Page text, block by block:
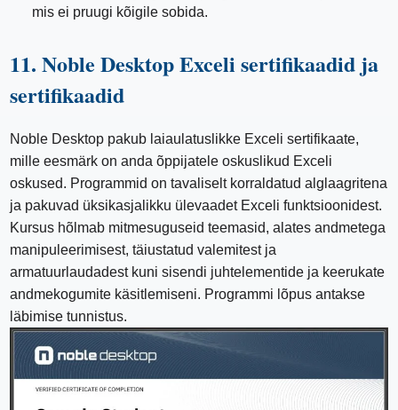
mis ei pruugi kõigile sobida.
11. Noble Desktop Exceli sertifikaadid ja
sertifikaadid
Noble Desktop pakub laiaulatuslikke Exceli sertifikaate,
mille eesmärk on anda õppijatele oskuslikud Exceli
oskused. Programmid on tavaliselt korraldatud alglaagritena
ja pakuvad üksikasjalikku ülevaadet Exceli funktsioonidest.
Kursus hõlmab mitmesuguseid teemasid, alates andmetega
manipuleerimisest, täiustatud valemitest ja
armatuurlaudadest kuni sisendi juhtelementide ja keerukate
andmekogumite käsitlemiseni. Programmi lõpus antakse
läbimise tunnistus.